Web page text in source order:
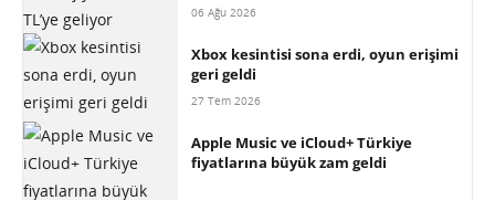
06 Ağu 2026
Xbox kesintisi sona erdi, oyun erişimi
geri geldi
27 Tem 2026
Apple Music ve iCloud+ Türkiye
fiyatlarına büyük zam geldi